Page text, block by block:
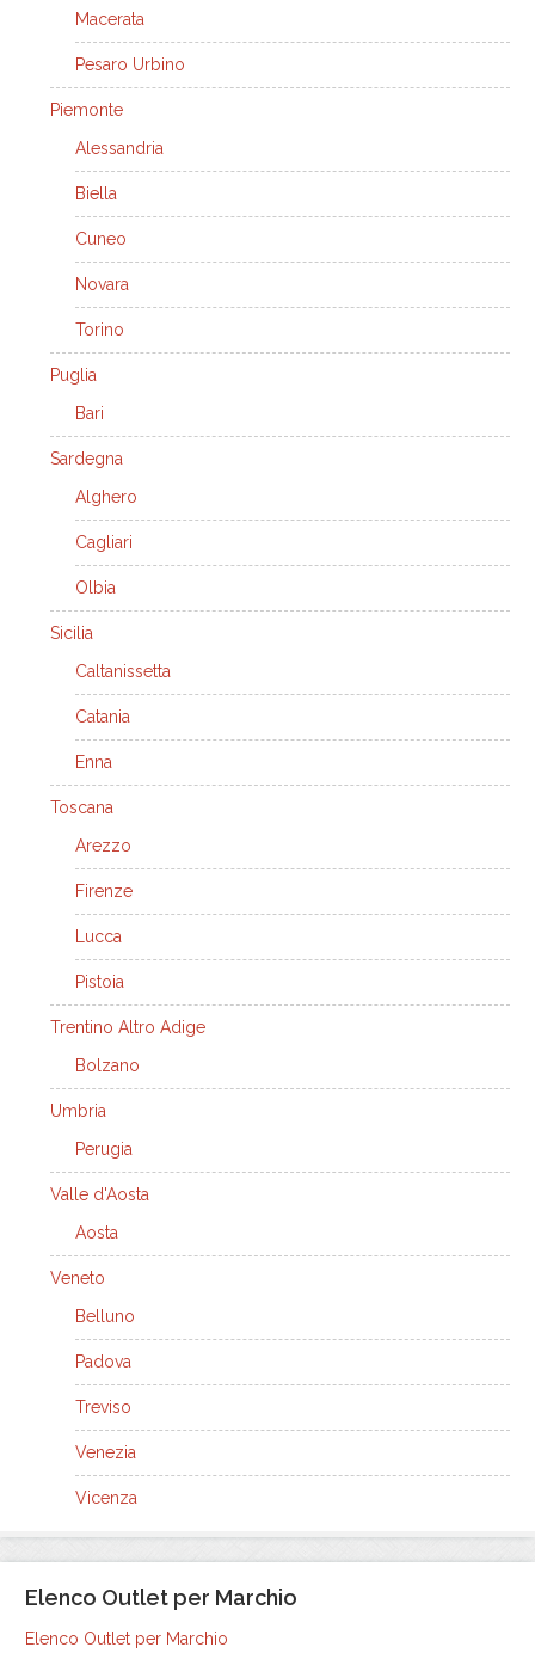
Macerata
Pesaro Urbino
Piemonte
Alessandria
Biella
Cuneo
Novara
Torino
Puglia
Bari
Sardegna
Alghero
Cagliari
Olbia
Sicilia
Caltanissetta
Catania
Enna
Toscana
Arezzo
Firenze
Lucca
Pistoia
Trentino Altro Adige
Bolzano
Umbria
Perugia
Valle d'Aosta
Aosta
Veneto
Belluno
Padova
Treviso
Venezia
Vicenza
Elenco Outlet per Marchio
Elenco Outlet per Marchio